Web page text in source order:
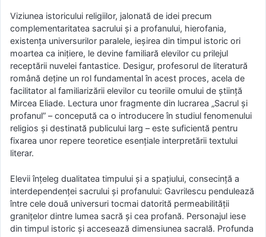
Viziunea istoricului religiilor, jalonată de idei precum
complementaritatea sacrului și a profanului, hierofania,
existența universurilor paralele, ieșirea din timpul istoric ori
moartea ca inițiere, le devine familiară elevilor cu prilejul
receptării nuvelei fantastice. Desigur, profesorul de literatură
română deține un rol fundamental în acest proces, acela de
facilitator al familiarizării elevilor cu teoriile omului de știință
Mircea Eliade. Lectura unor fragmente din lucrarea „Sacrul și
profanul” – concepută ca o introducere în studiul fenomenului
religios și destinată publicului larg – este suficientă pentru
fixarea unor repere teoretice esențiale interpretării textului
literar.
Elevii înțeleg dualitatea timpului și a spațiului, consecință a
interdependenței sacrului și profanului: Gavrilescu pendulează
între cele două universuri tocmai datorită permeabilității
granițelor dintre lumea sacră și cea profană. Personajul iese
din timpul istoric și accesează dimensiunea sacrală. Profunda